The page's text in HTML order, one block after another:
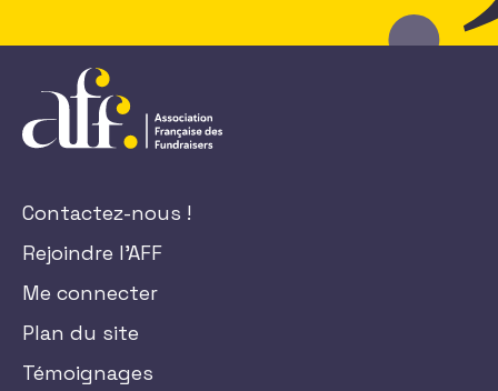
Contactez-nous !
Rejoindre l'AFF
Me connecter
Plan du site
Témoignages